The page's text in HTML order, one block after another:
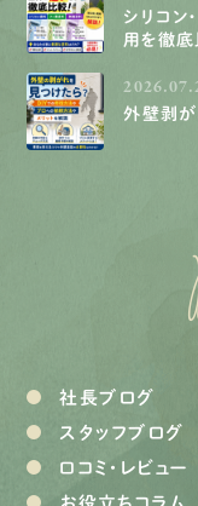
シリコン
用を徹底
外壁剥が
社長ブログ
スタッフブログ
口コミ・レビュー